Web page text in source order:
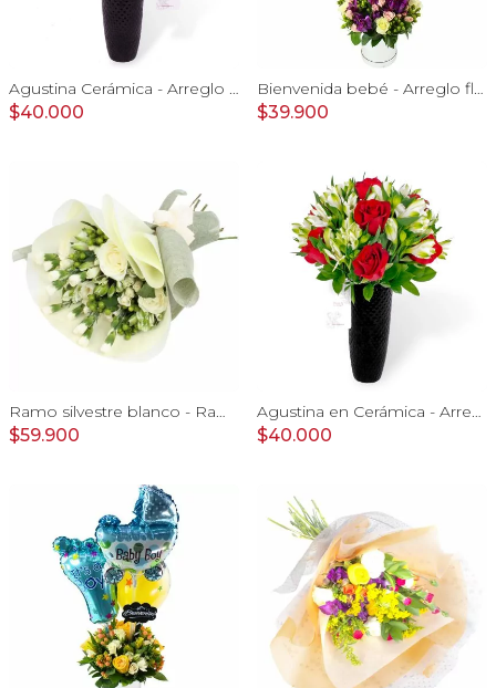
Agustina Cerámica - Arreglo 10 rosas amarillo y astromelia
$40.000
Bienvenida bebé - Arreglo floral con globos, rosas blanci, minirosas rosado, astromelias morado e hypericum
$39.900
Ramo silvestre blanco - Ramo de flores circular con rosas blancas, claveles blancos, astromelias e hypericum verde
$59.900
Agustina en Cerámica - Arreglo 10 rosas rojo y astromeliass
$40.000